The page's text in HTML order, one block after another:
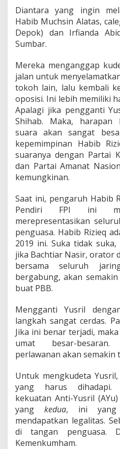
Diantara yang ingin
Habib Muchsin Alatas,
Depok) dan Irfianda
Sumbar.
Mereka menganggap
jalan untuk
tokoh lain, lalu kembali
oposisi. Ini lebih memiliki
Apalagi jika pengganti
Shihab. Maka, harapan
suara akan sangat
kepemimpinan Habib
suaranya dengan Partai
dan Partai Amanat
kemungkinan.
Saat ini, pengaruh Habib
Pendiri FPI ini
merepresentasikan
penguasa. Habib Rizieq
2019 ini. Suka tidak
jika Bachtiar Nasir, orator
bersama seluruh
bergabung, akan
buat PBB.
Mengganti Yusril
langkah sangat cerdas.
Jika ini benar terjadi,
umat besar-
perlawanan akan
Untuk mengkudeta
yang harus dihadapi.
kekuatan Anti-Yusril
yang kedua, ini yang
mendapatkan legalitas.
di tangan penguasa.
Kemenkumham.